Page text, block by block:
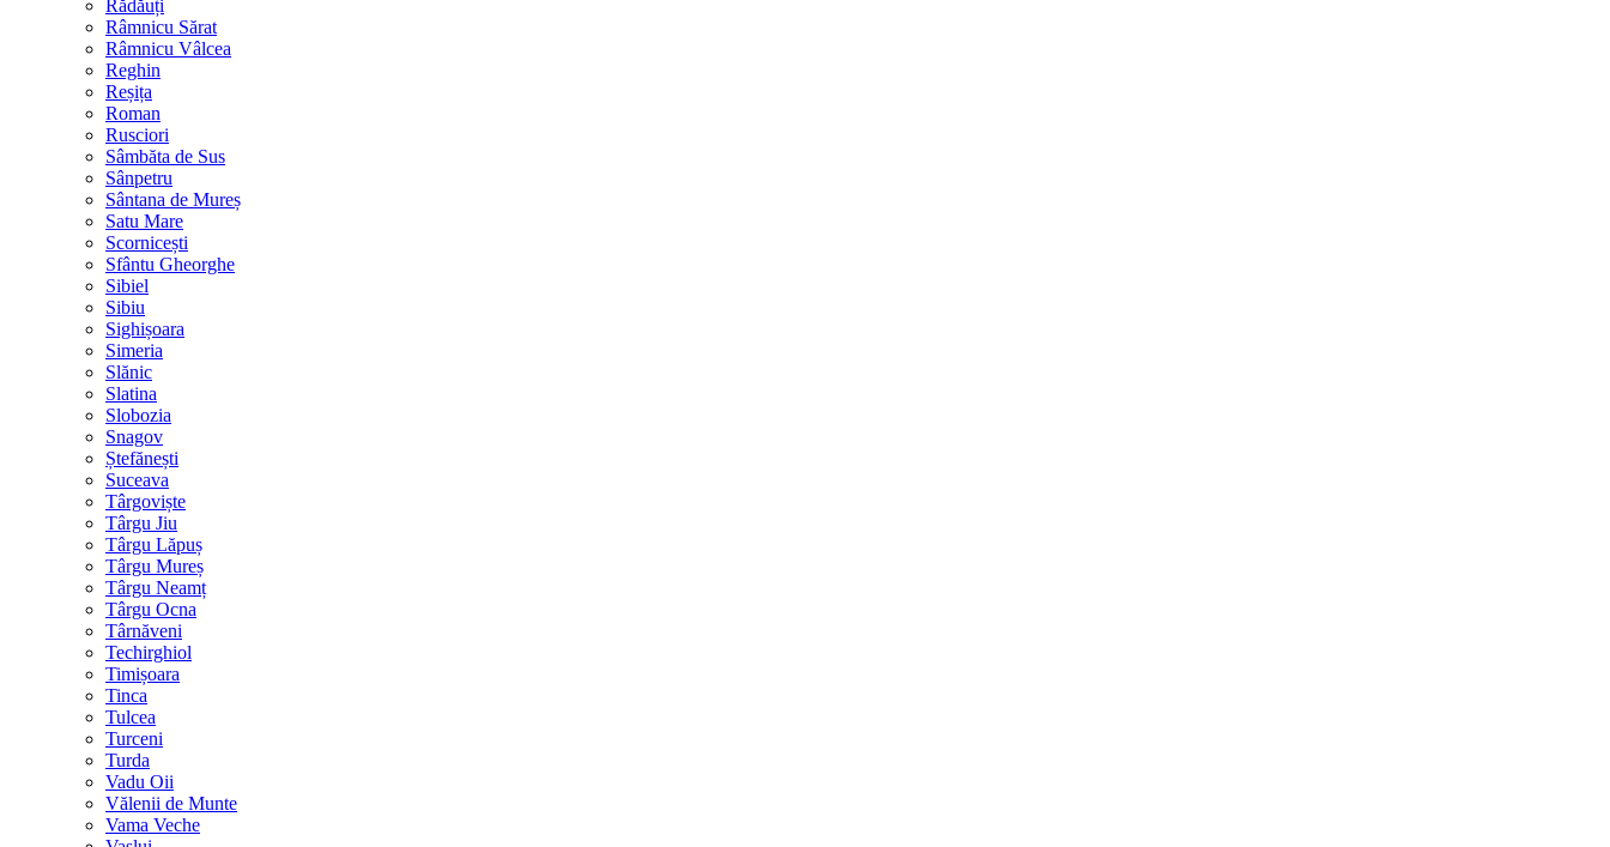
Rădăuți
Râmnicu Sărat
Râmnicu Vâlcea
Reghin
Reșița
Roman
Rusciori
Sâmbăta de Sus
Sânpetru
Sântana de Mureș
Satu Mare
Scornicești
Sfântu Gheorghe
Sibiel
Sibiu
Sighișoara
Simeria
Slănic
Slatina
Slobozia
Snagov
Ștefănești
Suceava
Târgoviște
Târgu Jiu
Târgu Lăpuș
Târgu Mureș
Târgu Neamț
Târgu Ocna
Târnăveni
Techirghiol
Timișoara
Tinca
Tulcea
Turceni
Turda
Vadu Oii
Vălenii de Munte
Vama Veche